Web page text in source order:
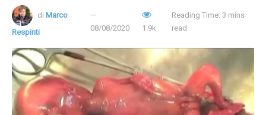
di Marco
Respinti
08/08/2020 1.9k
Reading Time: 3 mins
read